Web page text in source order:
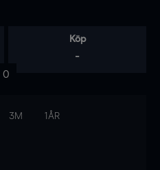
Köp
-
0
3M 1ÅR